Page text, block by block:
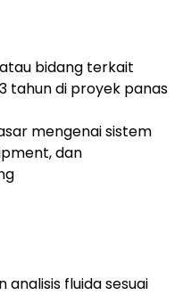
atau bidang terkait
tahun di proyek panas
mengenai sistem
dan
analisis fluida sesuai